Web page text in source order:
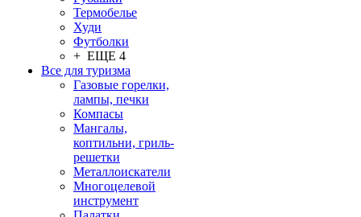
Термобелье
Худи
Футболки
+ ЕЩЕ 4
Все для туризма
Газовые горелки,
лампы, печки
Компасы
Мангалы,
коптильни, гриль-
решетки
Металлоискатели
Многоцелевой
инструмент